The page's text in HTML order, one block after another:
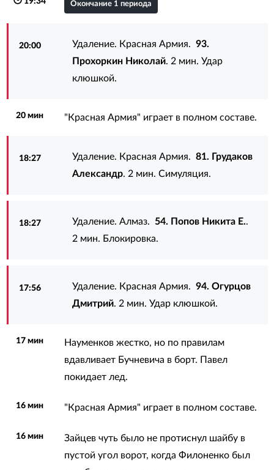
Окончание 1 периода
20:00 Удаление. Красная Армия.93.
Прохоркин Николай. 2 мин. Удар
клюшкой.
20 мин "Красная Армия" играет в полном составе.
18:27 Удаление. Красная Армия.81. Грудаков
Александр. 2 мин. Симуляция.
18:27 Удаление. Алмаз.54. Попов Никита Е..
2 мин. Блокировка.
17:56 Удаление. Красная Армия.94. Огурцов
Дмитрий. 2 мин. Удар клюшкой.
17 мин
Науменков жестко, но по правилам
вдавливает Бучневича в борт. Павел
покидает лед.
16 мин "Красная Армия" играет в полном составе.
16 мин
Зайцев чуть было не протиснул шайбу в
пустой угол ворот, когда Филоненко был